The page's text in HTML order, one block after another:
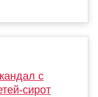
с
сирот